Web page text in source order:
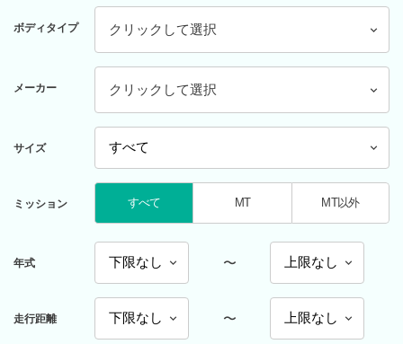
ボディタイプ クリックして選択
メーカー クリックして選択
サイズ
ミッション すべて MT MT以外
年式 〜
走行距離 〜